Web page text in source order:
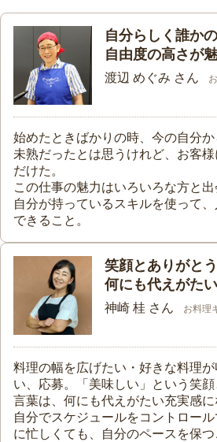
自分らしく誰か
自由度の高さが
渡辺 めぐみ さん
始めたときばかりの時、今の自分
未熟だったとは思うけれど、お客
だけた。
この仕事の魅力はいろいろな方と
自分が持っているスキルを使って
できること。
笑顔とありがと
何にも代えがた
神崎 桂 さん お料理
料理の幅を広げたい・好きな料理
い、応募。「美味しい」という笑
言葉は、何にも代えがたい充実感に
自分でスケジュールをコントロー
に忙しくても、自分のペースを保つ